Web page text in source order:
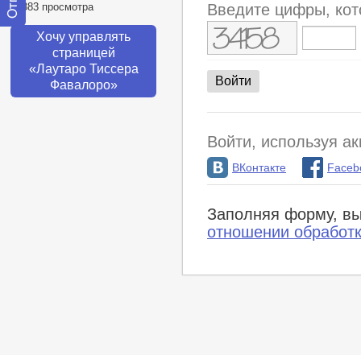
10883 просмотра
Хочу управлять
страницей
«Лаутаро Тиссера
Фавалоро»
Введите цифры,
Войти, используя
ВКонтакте
Заполняя форму,
отношении
Отправить
сообщение
модератору